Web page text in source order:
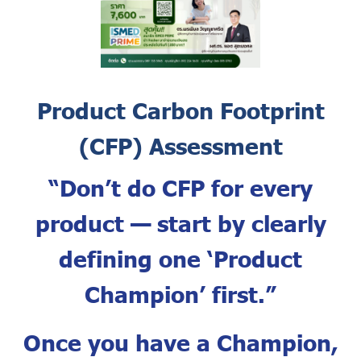
Product Carbon Footprint
(CFP) Assessment
“Don’t do CFP for every
product — start by clearly
defining one ‘Product
Champion’ first.”
Once you have a Champion,